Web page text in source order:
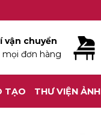
vận chuyển
đơn hàng
TẠO THƯ VIỆN